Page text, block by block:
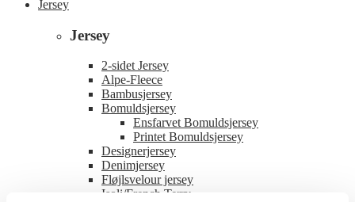
Jersey
Jersey
2-sidet Jersey
Alpe-Fleece
Bambusjersey
Bomuldsjersey
Ensfarvet Bomuldsjersey
Printet Bomuldsjersey
Designerjersey
Denimjersey
Fløjlsvelour jersey
Isoli/French Terry